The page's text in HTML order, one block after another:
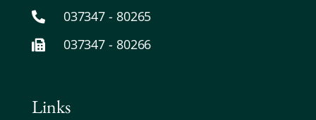
037347 - 80265
037347 - 80266
Links